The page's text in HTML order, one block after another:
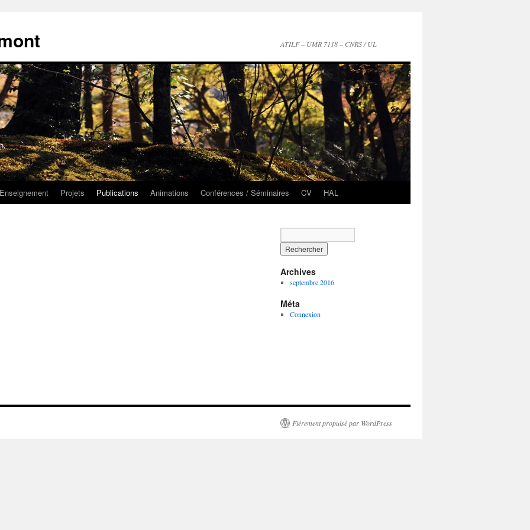
ATILF – UMR 7118 – CNRS / UL
Enseignement Projets Publications Animations Conférences / Séminaires CV HAL
Archives
septembre 2016
Méta
Connexion
Fièrement propulsé par WordPress